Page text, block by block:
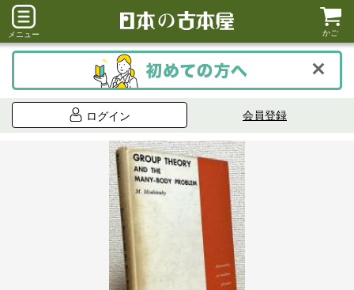
メニュー かご
ログイン 会員登録